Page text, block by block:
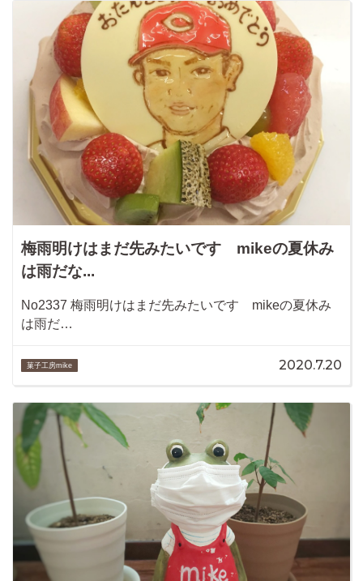
梅雨明けはまだ先みたいです mikeの夏休み
は雨だな...
No2337 梅雨明けはまだ先みたいです mikeの夏休み
は雨だ…
菓子工房mike 2020.7.20